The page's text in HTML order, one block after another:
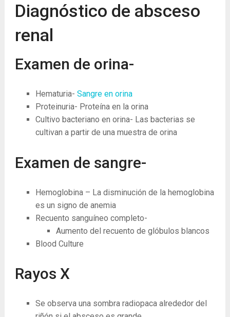
Diagnóstico de absceso
renal
Examen de orina-
Hematuria- Sangre en orina
Proteinuria- Proteína en la orina
Cultivo bacteriano en orina- Las bacterias se
cultivan a partir de una muestra de orina
Examen de sangre-
Hemoglobina – La disminución de la hemoglobina
es un signo de anemia
Recuento sanguíneo completo-
Aumento del recuento de glóbulos blancos
Blood Culture
Rayos X
Se observa una sombra radiopaca alrededor del